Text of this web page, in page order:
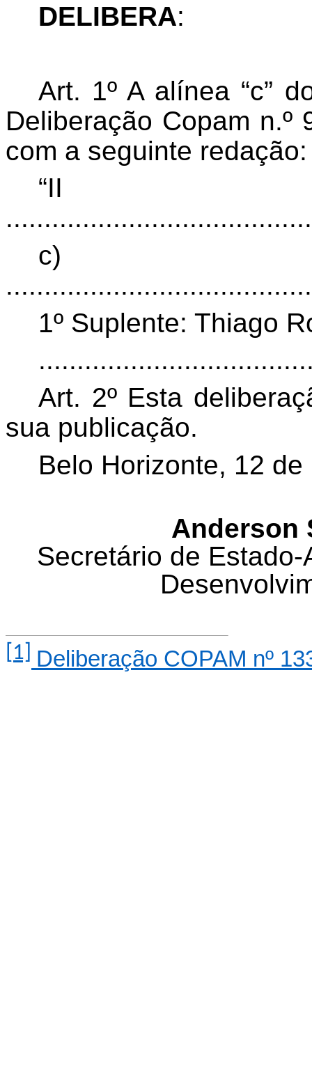
DELIBERA:
Art. 1º A alínea “c”
Deliberação Copam
com a seguinte redação:
...
c)
...
1º Suplente: Thiago
Art. 2º Esta
sua publicação.
Belo Horizonte, 12
Anderson
Secretário de
[1] Deliberação COPAM nº